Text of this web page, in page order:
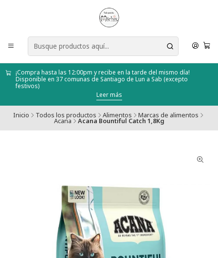
¡Compra hasta las 12:00pm y recibe en la tarde del mismo día!
Disponible en 37 comunas de Santiago de Lun a Sab (excepto
festivos)
Leer más
Inicio Todos los productos Alimentos Marcas de alimentos
Acana Acana Bountiful Catch 1,8Kg